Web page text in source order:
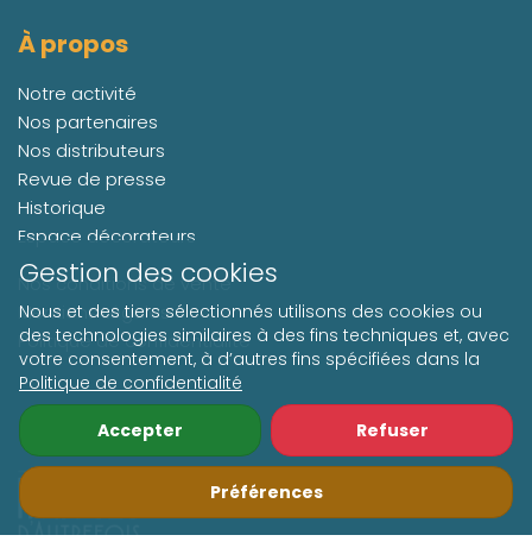
Gestion des cookies
Nous et des tiers sélectionnés utilisons des cookies ou
des technologies similaires à des fins techniques et, avec
votre consentement, à d’autres fins spécifiées dans la
Politique de confidentialité
Accepter
Refuser
Préférences
À propos
Notre activité
Nos partenaires
Nos distributeurs
Revue de presse
Historique
Espace décorateurs
Nos conditions de vente
Mentions Légales
Politique de confidentialité
Suivez-nous